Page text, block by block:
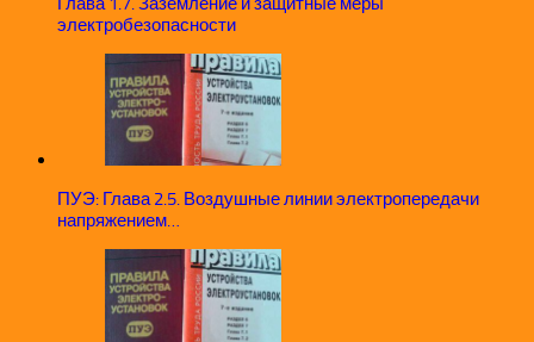
электробезопасности
ПУЭ: Глава 2.5. Воздушные линии электропередачи
напряжением…